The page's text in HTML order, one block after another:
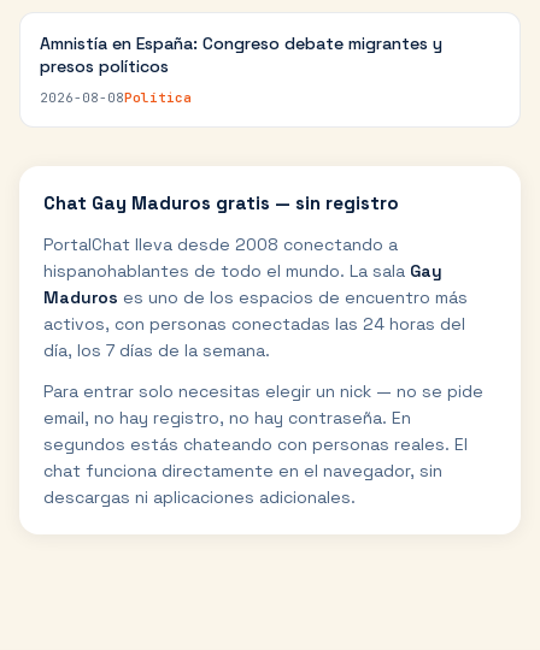
Amnistía en España: Congreso debate migrantes y
presos políticos
2026-08-08Política
Chat Gay Maduros gratis — sin registro
PortalChat lleva desde 2008 conectando a
hispanohablantes de todo el mundo. La sala Gay
Maduros es uno de los espacios de encuentro más
activos, con personas conectadas las 24 horas del
día, los 7 días de la semana.
Para entrar solo necesitas elegir un nick — no se pide
email, no hay registro, no hay contraseña. En
segundos estás chateando con personas reales. El
chat funciona directamente en el navegador, sin
descargas ni aplicaciones adicionales.